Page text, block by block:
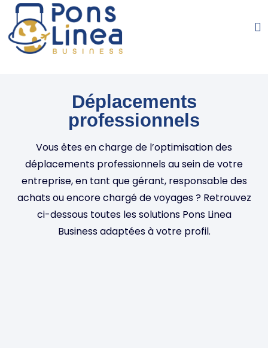
Déplacements
professionnels
Vous êtes en charge de l’optimisation des
déplacements professionnels au sein de votre
entreprise, en tant que gérant, responsable des
achats ou encore chargé de voyages ? Retrouvez
ci-dessous toutes les solutions Pons Linea
Business adaptées à votre profil.